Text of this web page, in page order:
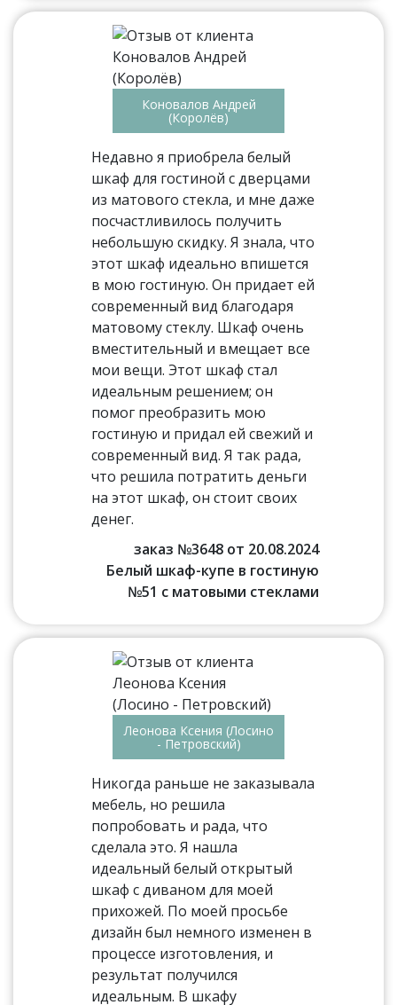
Коновалов Андрей
(Королёв)
Недавно я приобрела белый
шкаф для гостиной с дверцами
из матового стекла, и мне даже
посчастливилось получить
небольшую скидку. Я знала, что
этот шкаф идеально впишется
в мою гостиную. Он придает ей
современный вид благодаря
матовому стеклу. Шкаф очень
вместительный и вмещает все
мои вещи. Этот шкаф стал
идеальным решением; он
помог преобразить мою
гостиную и придал ей свежий и
современный вид. Я так рада,
что решила потратить деньги
на этот шкаф, он стоит своих
денег.
заказ №3648 от 20.08.2024
Белый шкаф-купе в гостиную
№51 с матовыми стеклами
Леонова Ксения (Лосино
- Петровский)
Никогда раньше не заказывала
мебель, но решила
попробовать и рада, что
сделала это. Я нашла
идеальный белый открытый
шкаф с диваном для моей
прихожей. По моей просьбе
дизайн был немного изменен в
процессе изготовления, и
результат получился
идеальным. В шкафу